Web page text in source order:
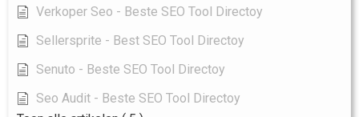
Verkoper Seo - Beste SEO Tool Directoy
Sellersprite - Best SEO Tool Directoy
Senuto - Beste SEO Tool Directoy
Seo Audit - Beste SEO Tool Directoy